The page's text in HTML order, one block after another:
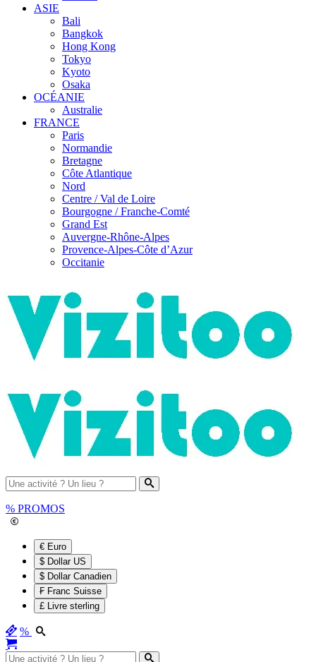
ASIE
Bali
Bangkok
Hong Kong
Tokyo
Kyoto
Osaka
OCÉANIE
Australie
FRANCE
Paris
Normandie
Bretagne
Côte Atlantique
Nord
Centre / Val de Loire
Bourgogne / Franche-Comté
Grand Est
Auvergne-Rhône-Alpes
Provence-Alpes-Côte d’Azur
Occitanie
% PROMOS
€ Euro
$ Dollar US
$ Dollar Canadien
₣ Franc Suisse
£ Livre sterling
%